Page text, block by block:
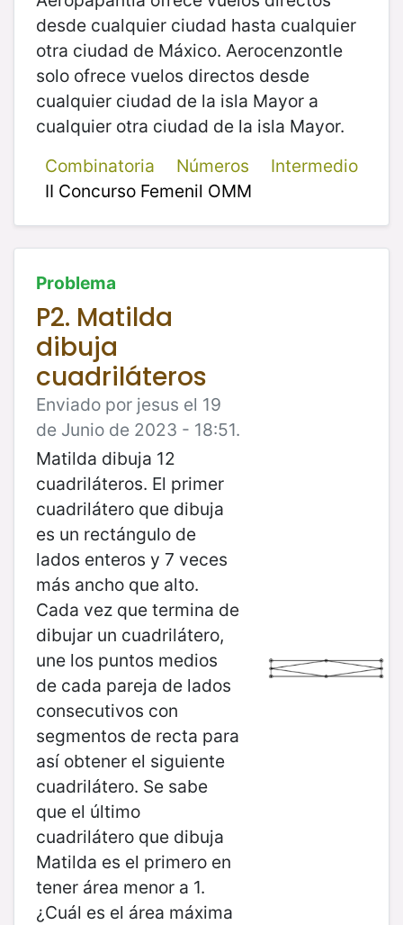
desde cualquier ciudad hasta cualquier
otra ciudad de Máxico. Aerocenzontle
solo ofrece vuelos directos desde
cualquier ciudad de la isla Mayor a
cualquier otra ciudad de la isla Mayor.
Combinatoria
Números
Intermedio
II Concurso Femenil OMM
Problema
P2. Matilda
dibuja
cuadriláteros
Enviado por jesus el 19
de Junio de 2023 - 18:51.
Matilda dibuja 12
cuadriláteros. El primer
cuadrilátero que dibuja
es un rectángulo de
lados enteros y 7 veces
más ancho que alto.
Cada vez que termina de
dibujar un cuadrilátero,
une los puntos medios
de cada pareja de lados
consecutivos con
segmentos de recta para
así obtener el siguiente
cuadrilátero. Se sabe
que el último
cuadrilátero que dibuja
Matilda es el primero en
tener área menor a 1.
¿Cuál es el área máxima